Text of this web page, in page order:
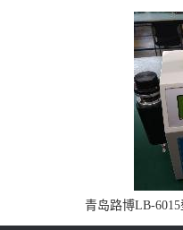
青岛路博LB-